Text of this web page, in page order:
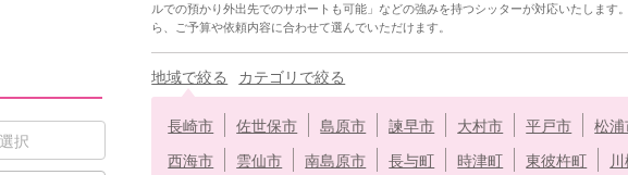
ルでの預かり外出先でのサポートも可能」などの強みを持つシッターが対応いたしま
ら、ご予算や依頼内容に合わせて選んでいただけます。
地域で絞る カテゴリで絞る
長崎市 佐世保市 島原市 諫早市 大村市 平戸市
松
西海市
雲仙市 南島原市 長与町 時津町 東彼杵町